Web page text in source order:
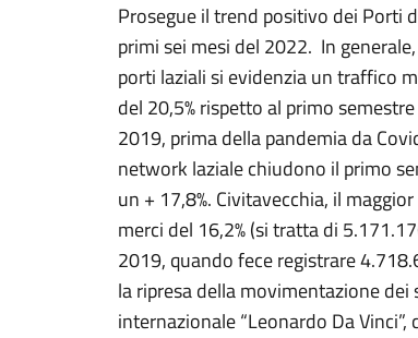
Prosegue il trend positivo dei Porti
primi sei mesi del 2022. In
porti laziali si evidenzia un traffico
del 20,5% rispetto al primo
2019, prima della pandemia da
network laziale chiudono il primo
un + 17,8%. Civitavecchia, il
merci del 16,2% (si tratta di
2019, quando fece registrare
la ripresa della movimentazione
internazionale “Leonardo Da